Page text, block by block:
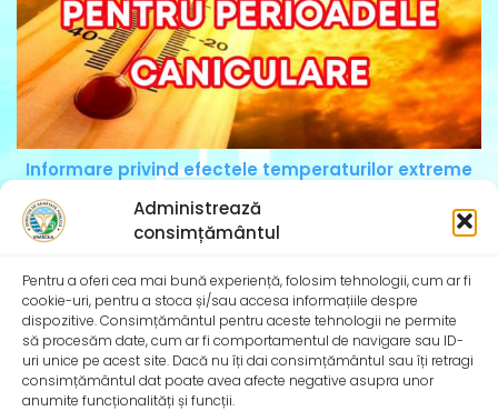
Administrează
consimțământul
Pentru a oferi cea mai bună experiență, folosim tehnologii, cum ar fi
cookie-uri, pentru a stoca și/sau accesa informațiile despre
dispozitive. Consimțământul pentru aceste tehnologii ne permite
să procesăm date, cum ar fi comportamentul de navigare sau ID-
uri unice pe acest site. Dacă nu îți dai consimțământul sau îți retragi
consimțământul dat poate avea afecte negative asupra unor
anumite funcționalități și funcții.
Informare privind efectele temperaturilor extreme
Căldura extremă este definită ca o perioadă de căldură
și umiditate ridicată, cu temperaturi peste